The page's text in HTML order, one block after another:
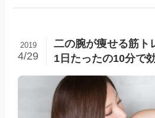
二の腕が痩せる筋ト
1日たったの10分で
2019
4/29